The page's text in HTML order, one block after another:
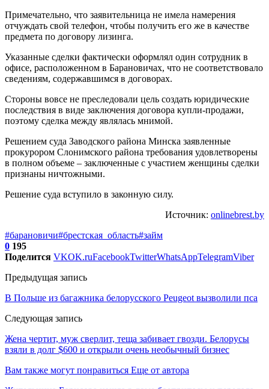
Примечательно, что заявительница не имела намерения
отчуждать свой телефон, чтобы получить его же в качестве
предмета по договору лизинга.
Указанные сделки фактически оформлял один сотрудник в
офисе, расположенном в Барановичах, что не соответствовало
сведениям, содержавшимся в договорах.
Стороны вовсе не преследовали цель создать юридические
последствия в виде заключения договора купли-продажи,
поэтому сделка между являлась мнимой.
Решением суда Заводского района Минска заявленные
прокурором Слонимского района требования удовлетворены
в полном объеме – заключенные с участием женщины сделки
признаны ничтожными.
Решение суда вступило в законную силу.
Источник: onlinebrest.by
#барановичи#брестская_область#займ
0 195
Поделится VKOK.ruFacebookTwitterWhatsAppTelegramViber
Предыдущая запись
В Польше из багажника белорусского Peugeot вызволили пса
Следующая запись
Жена чертит, муж сверлит, теща забивает гвозди. Белорусы
взяли в долг $600 и открыли очень необычный бизнес
Вам также могут понравиться Еще от автора